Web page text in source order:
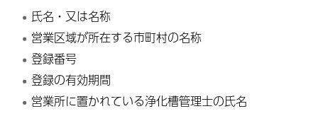
氏名・又は名称
営業区域が所在する市町村の名称
登録番号
登録の有効期間
営業所に置かれている浄化槽管理士の氏名